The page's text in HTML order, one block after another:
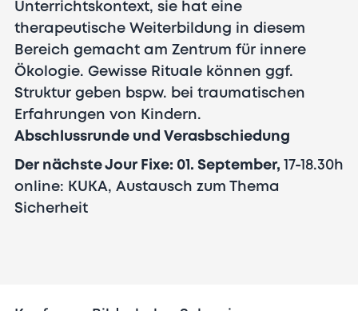
Unterrichtskontext, sie hat eine
therapeutische Weiterbildung in diesem
Bereich gemacht am Zentrum für innere
Ökologie. Gewisse Rituale können ggf.
Struktur geben bspw. bei traumatischen
Erfahrungen von Kindern.
Abschlussrunde und Verasbschiedung
Der nächste Jour Fixe: 01. September,
17-18.30h
online: KUKA, Austausch zum Thema
Sicherheit